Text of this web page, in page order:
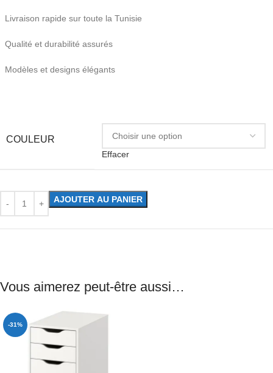
Livraison rapide sur toute la Tunisie
Qualité et durabilité assurés
Modèles et designs élégants
COULEUR
Effacer
AJOUTER AU PANIER
Vous aimerez peut-être aussi…
-31%